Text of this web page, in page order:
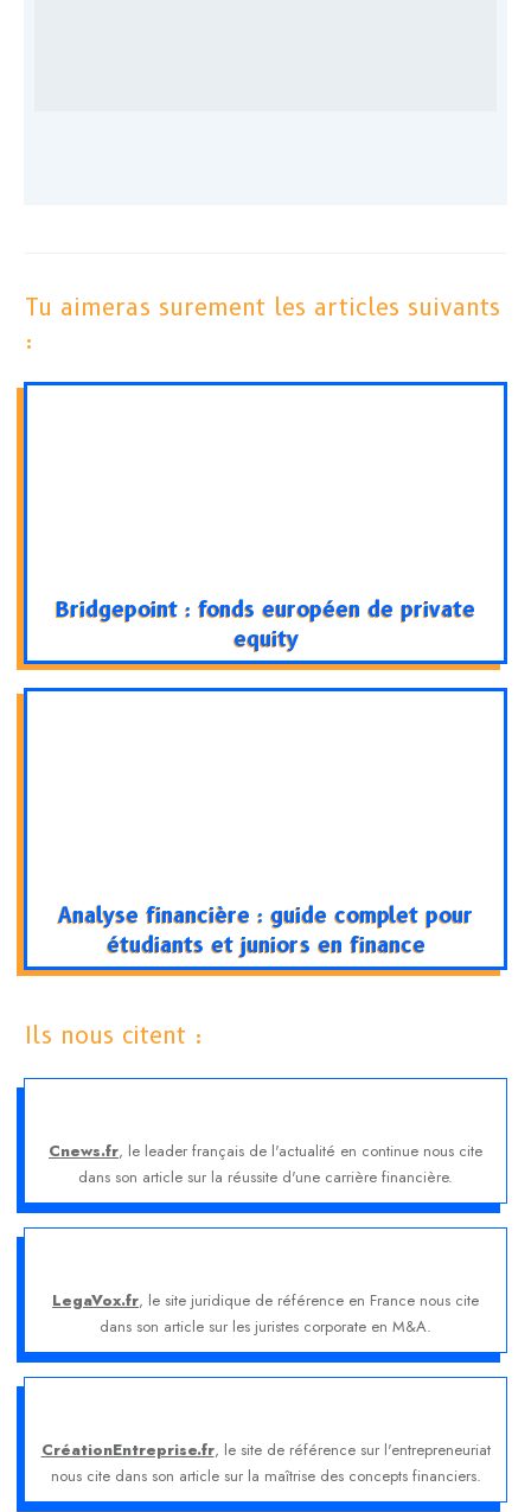
Tu aimeras surement les articles suivants
:
Bridgepoint : fonds européen de private
equity
Analyse financière : guide complet pour
étudiants et juniors en finance
Ils nous citent :
Cnews.fr, le leader français de l'actualité en continue nous cite
dans son article sur la réussite d'une carrière financière.
LegaVox.fr, le site juridique de référence en France nous cite
dans son article sur les juristes corporate en M&A.
CréationEntreprise.fr, le site de référence sur l'entrepreneuriat
nous cite dans son article sur la maîtrise des concepts financiers.